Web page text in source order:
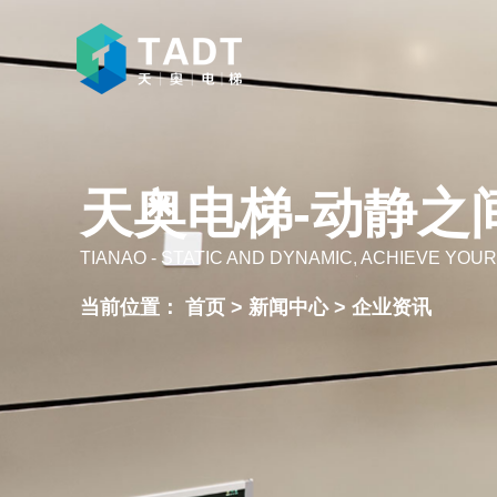
天奥电梯-动静之
TIANAO - STATIC AND DYNAMIC, ACHIEVE
当前位置： 首页 > 新闻中心 > 企业资讯